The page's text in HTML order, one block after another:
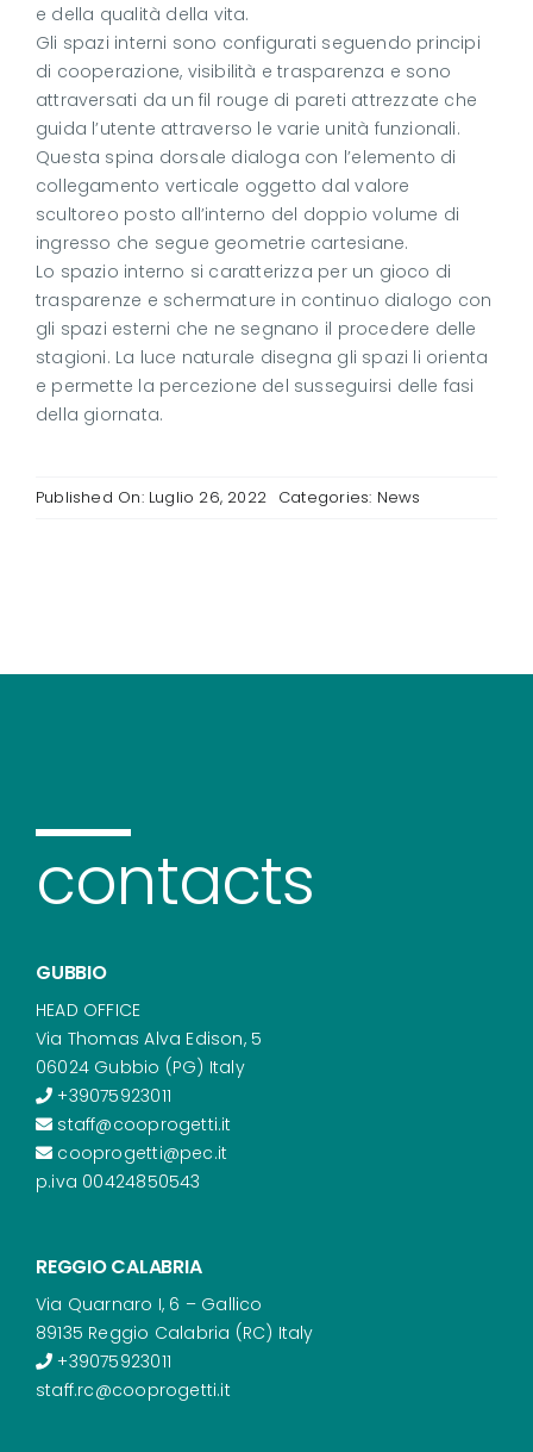
e della qualità della vita.
Gli spazi interni sono configurati seguendo principi
di cooperazione, visibilità e trasparenza e sono
attraversati da un fil rouge di pareti attrezzate che
guida l’utente attraverso le varie unità funzionali.
Questa spina dorsale dialoga con l’elemento di
collegamento verticale oggetto dal valore
scultoreo posto all’interno del doppio volume di
ingresso che segue geometrie cartesiane.
Lo spazio interno si caratterizza per un gioco di
trasparenze e schermature in continuo dialogo con
gli spazi esterni che ne segnano il procedere delle
stagioni. La luce naturale disegna gli spazi li orienta
e permette la percezione del susseguirsi delle fasi
della giornata.
Published On: Luglio 26, 2022 Categories: News
contacts
GUBBIO
HEAD OFFICE
Via Thomas Alva Edison, 5
06024 Gubbio (PG) Italy
+39075923011
staff@cooprogetti.it
cooprogetti@pec.it
p.iva 00424850543
REGGIO CALABRIA
Via Quarnaro I, 6 – Gallico
89135 Reggio Calabria (RC) Italy
+39075923011
staff.rc@cooprogetti.it